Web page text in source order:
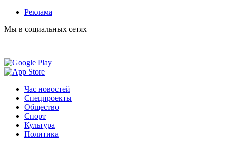
Реклама
Мы в социальных сетях
Час новостей
Спецпроекты
Общество
Спорт
Культура
Политика